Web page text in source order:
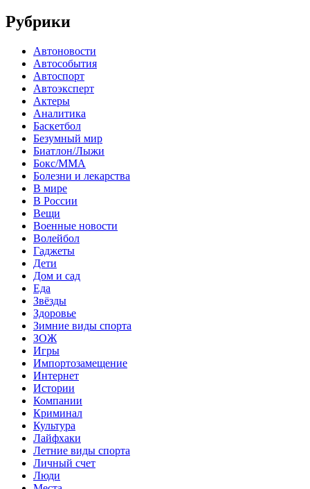
Рубрики
Автоновости
Автособытия
Автоспорт
Автоэксперт
Актеры
Аналитика
Баскетбол
Безумный мир
Биатлон/Лыжи
Бокс/MMA
Болезни и лекарства
В мире
В России
Вещи
Военные новости
Волейбол
Гаджеты
Дети
Дом и сад
Еда
Звёзды
Здоровье
Зимние виды спорта
ЗОЖ
Игры
Импортозамещение
Интернет
Истории
Компании
Криминал
Культура
Лайфхаки
Летние виды спорта
Личный счет
Люди